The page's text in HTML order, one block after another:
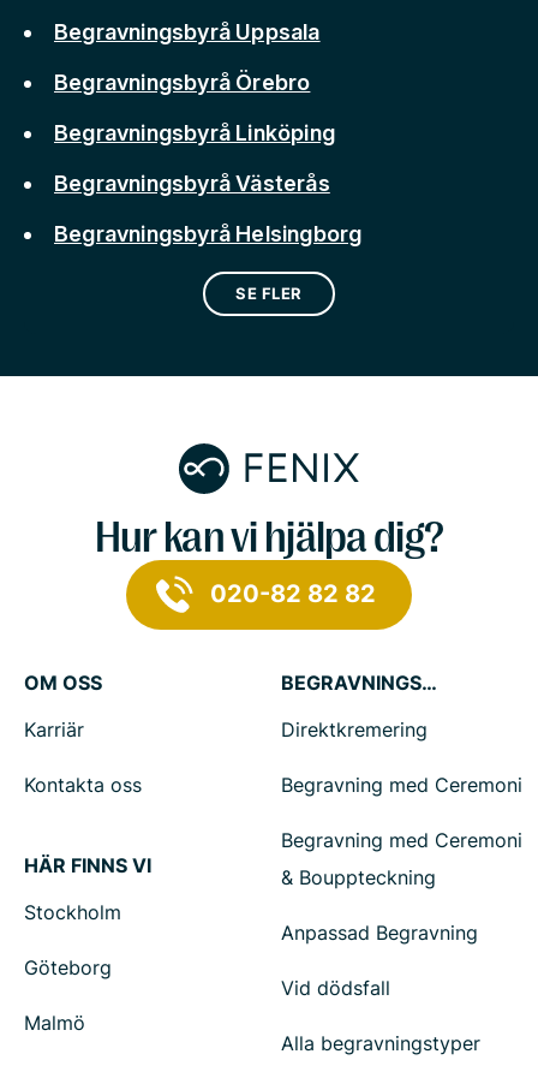
Begravningsbyrå Uppsala
Begravningsbyrå Örebro
Begravningsbyrå Linköping
Begravningsbyrå Västerås
Begravningsbyrå Helsingborg
SE FLER
Hur kan vi hjälpa dig?
020-82 82 82
OM OSS
Karriär
Kontakta oss
HÄR FINNS VI
Stockholm
Göteborg
Malmö
BEGRAVNINGSTJÄNSTER
Direktkremering
Begravning med Ceremoni
Begravning med Ceremoni
& Bouppteckning
Anpassad Begravning
Vid dödsfall
Alla begravningstyper